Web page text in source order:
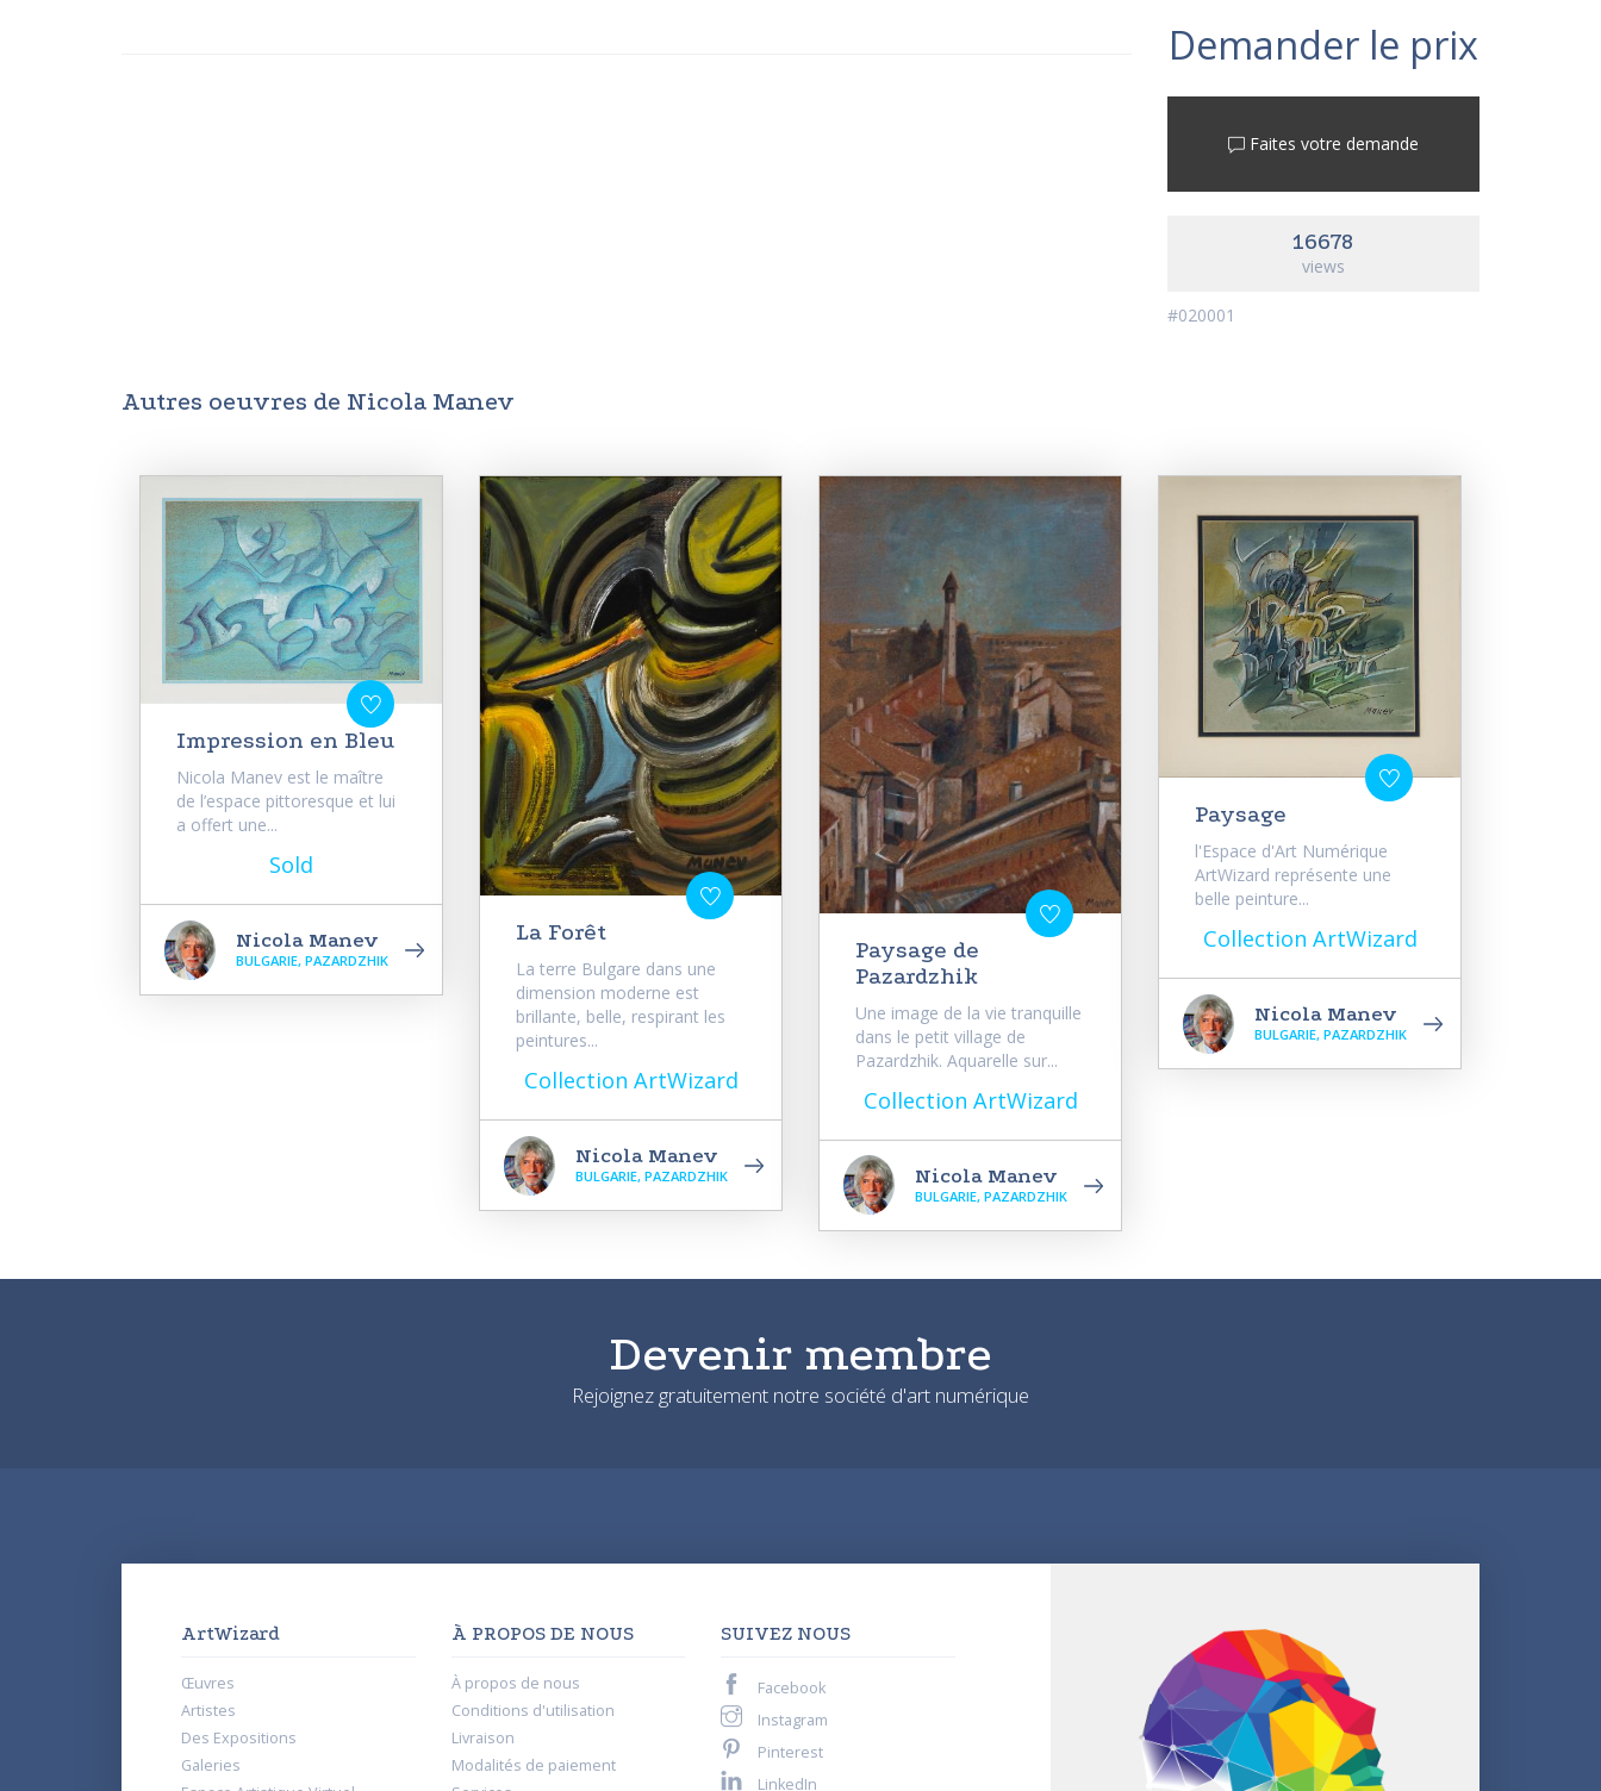
Demander le prix
Faites votre demande
16678
views
#020001
Autres oeuvres de Nicola Manev
Impression en Bleu
Nicola Manev est le maître
de l’espace pittoresque et lui
a offert une...
Sold
Nicola Manev
BULGARIE, PAZARDZHIK
La Forêt
La terre Bulgare dans une
dimension moderne est
brillante, belle, respirant les
peintures...
Collection ArtWizard
Nicola Manev
BULGARIE, PAZARDZHIK
Paysage de
Pazardzhik
Une image de la vie tranquille
dans le petit village de
Pazardzhik. Aquarelle sur...
Collection ArtWizard
Nicola Manev
BULGARIE, PAZARDZHIK
Paysage
l'Espace d'Art Numérique
ArtWizard représente une
belle peinture...
Collection ArtWizard
Nicola Manev
BULGARIE, PAZARDZHIK
Devenir membre
Rejoignez gratuitement notre société d'art numérique
ArtWizard
Œuvres
Artistes
Des Expositions
Galeries
À PROPOS DE NOUS
À propos de nous
Conditions d'utilisation
Livraison
Modalités de paiement
SUIVEZ NOUS
Facebook
Instagram
Pinterest
LinkedIn